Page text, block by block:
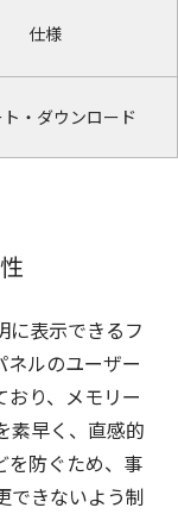
仕様
・ダウンロード
に表示できるフ
ネルのユーザー
おり、メモリー
素早く、直感的
を防ぐため、事
できないよう制